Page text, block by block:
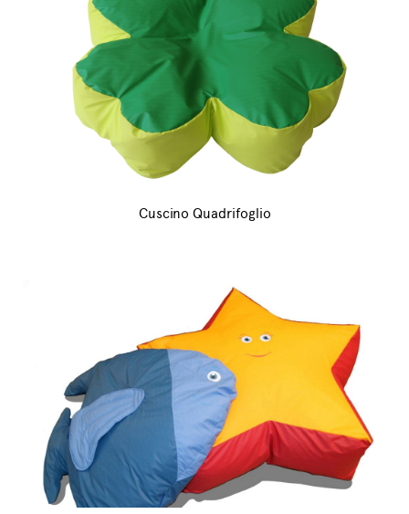
Cuscino Quadrifoglio